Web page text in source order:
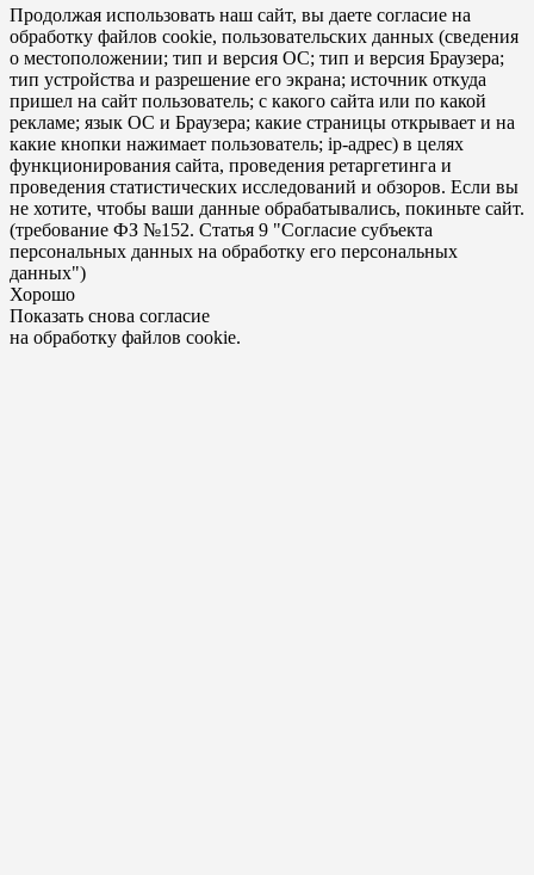
Продолжая использовать наш сайт, вы даете согласие на
обработку файлов cookie, пользовательских данных (сведения
о местоположении; тип и версия ОС; тип и версия Браузера;
тип устройства и разрешение его экрана; источник откуда
пришел на сайт пользователь; с какого сайта или по какой
рекламе; язык ОС и Браузера; какие страницы открывает и на
какие кнопки нажимает пользователь; ip-адрес) в целях
функционирования сайта, проведения ретаргетинга и
проведения статистических исследований и обзоров. Если вы
не хотите, чтобы ваши данные обрабатывались, покиньте сайт.
(требование ФЗ №152. Статья 9 "Согласие субъекта
персональных данных на обработку его персональных
данных")
Хорошо
Показать снова согласие
на обработку файлов cookie.